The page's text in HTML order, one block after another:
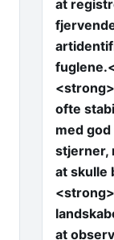
at
ofte
med
stjerner,
at skulle
at